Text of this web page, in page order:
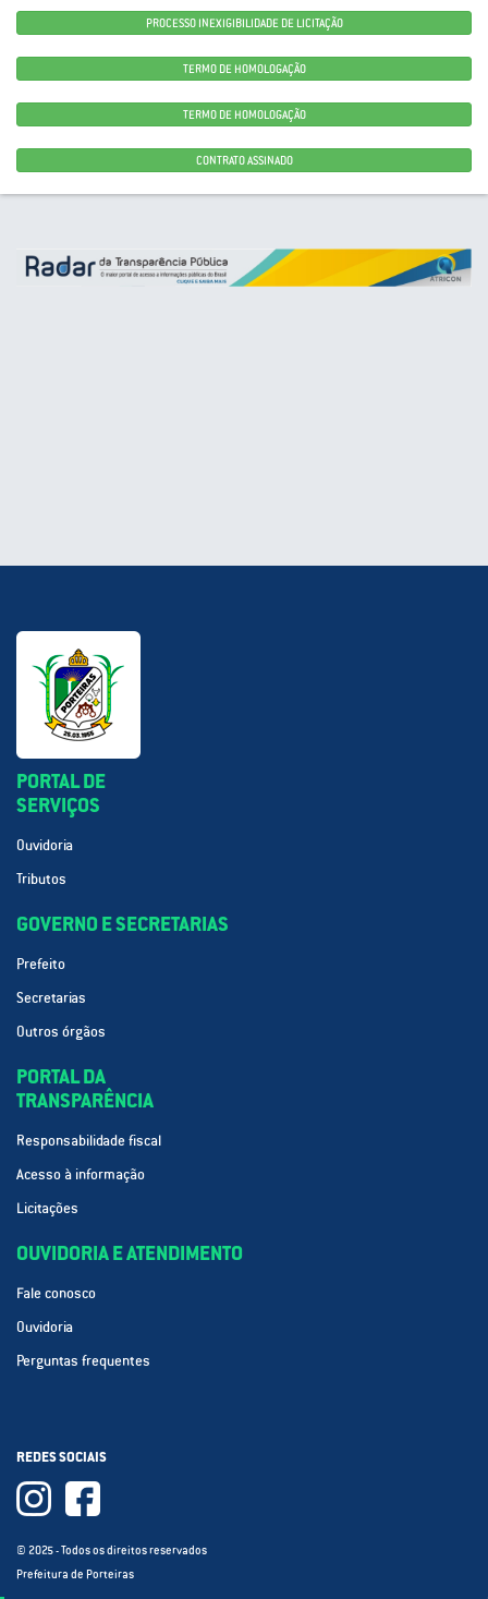
PROCESSO INEXIGIBILIDADE DE LICITAÇÃO
TERMO DE HOMOLOGAÇÃO
TERMO DE HOMOLOGAÇÃO
CONTRATO ASSINADO
PORTAL DE
SERVIÇOS
Ouvidoria
Tributos
GOVERNO E SECRETARIAS
Prefeito
Secretarias
Outros órgãos
PORTAL DA
TRANSPARÊNCIA
Responsabilidade fiscal
Acesso à informação
Licitações
OUVIDORIA E ATENDIMENTO
Fale conosco
Ouvidoria
Perguntas frequentes
REDES SOCIAIS
© 2025 - Todos os direitos reservados
Prefeitura de Porteiras